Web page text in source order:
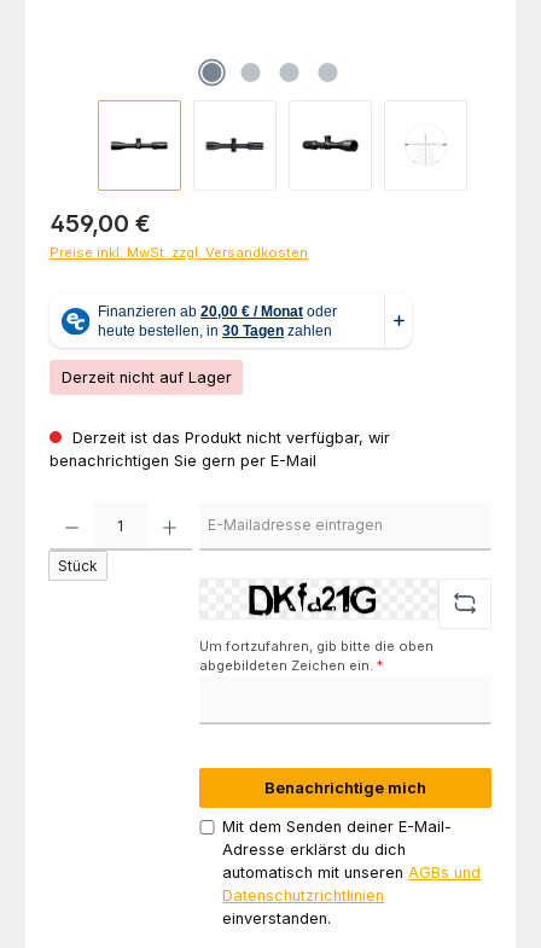
Regulärer Preis:
459,00 €
Preise inkl. MwSt. zzgl. Versandkosten
Derzeit nicht auf Lager
Derzeit ist das Produkt nicht verfügbar, wir
benachrichtigen Sie gern per E-Mail
Stück
Um fortzufahren, gib bitte die oben
abgebildeten Zeichen ein.*
Benachrichtige mich
Mit dem Senden deiner E-Mail-
Adresse erklärst du dich
automatisch mit unserenAGBs und
Datenschutzrichtlinien
einverstanden.